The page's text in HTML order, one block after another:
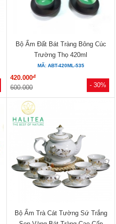
- 30%
Bộ Ấm Đất Bát Tràng Bông Cúc
Trường Thọ 420ml
MÃ: ABT-420ML-535
420.000đ
600.000
Bộ Ấm Trà Cát Tường Sứ Trắng